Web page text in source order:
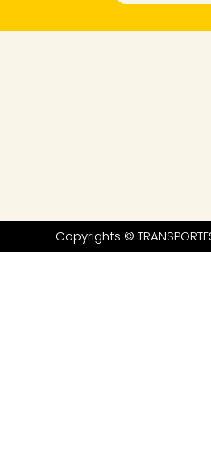
Copyrights ©